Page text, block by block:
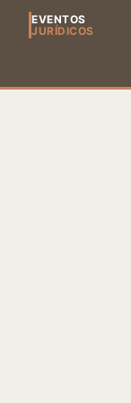
EVENTOS
JURÍDICOS